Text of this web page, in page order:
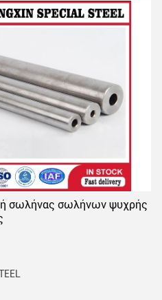
σωλήνας σωλήνων ψυχρής